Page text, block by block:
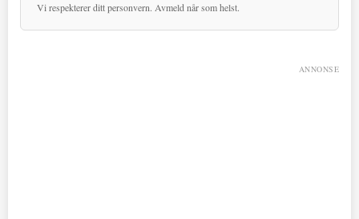
Vi respekterer ditt personvern. Avmeld når som helst.
ANNONSE